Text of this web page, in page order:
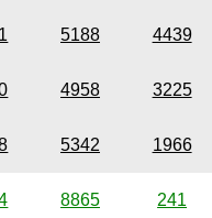
5188 4439
4958 3225
5342 1966
8865 241